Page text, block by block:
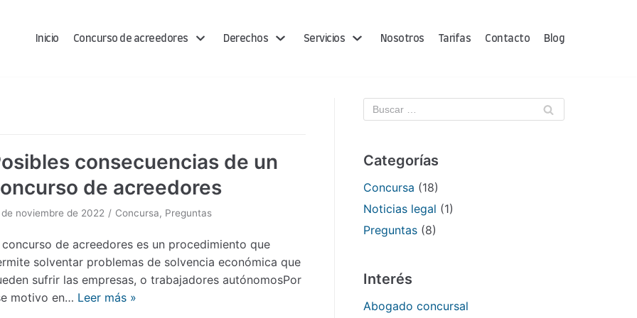
Inicio Concurso de acreedores Derechos Servicios Nosotros Tarifas Contacto Blog
consecuencias de un
de acreedores
de noviembre de 2022 Concursa, Preguntas
concurso de acreedores es un procedimiento que
solventar problemas de solvencia económica que
sufrir las empresas, o trabajadores autónomosPor
motivo en… Leer más »
Categorías
Concursa (18)
Noticias legal (1)
Preguntas(8)
Interés
Abogado concursal